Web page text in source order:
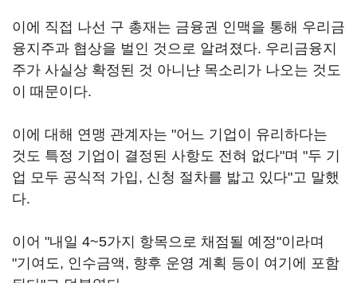
이에 직접 나선 구 총재는 금융권 인맥을 통해 우리금
융지주과 협상을 벌인 것으로 알려졌다. 우리금융지
주가 사실상 확정된 것 아니냔 목소리가 나오는 것도
이 때문이다.
이에 대해 연맹 관계자는 "어느 기업이 유리하다는
것도 특정 기업이 결정된 사항도 전혀 없다"며 "두 기
업 모두 공식적 가입, 신청 절차를 밟고 있다"고 말했
다.
이어 "내일 4~5가지 항목으로 채점될 예정"이라며
"기여도, 인수금액, 향후 운영 계획 등이 여기에 포함